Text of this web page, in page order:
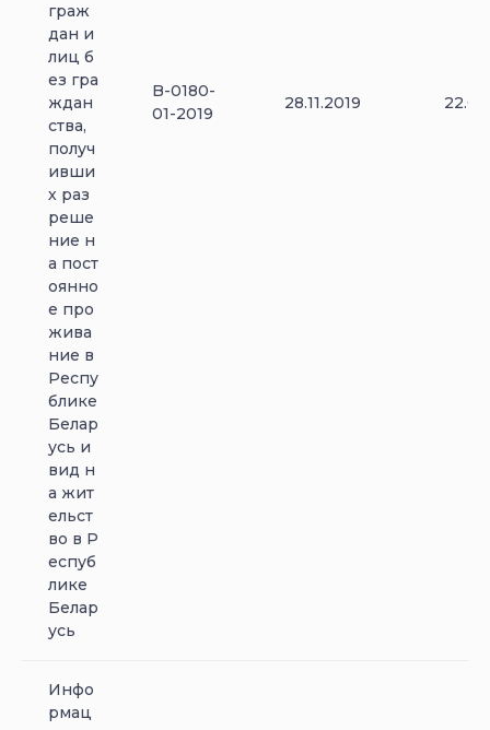
граж
дан и
лиц б
ез гра
ждан
ства,
получ
ивши
х раз
реше
ние н
а пост
оянно
е про
жива
ние в
Респу
блике
Белар
усь и
вид н
а жит
ельст
во в Р
еспуб
лике
Белар
усь
B-0180-
01-2019
28.11.2019
Инфо
рмац